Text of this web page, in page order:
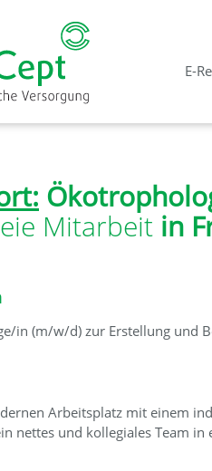
E-
Mitarbeit in
in (m/w/d) zur Erstellung und
Arbeitsplatz mit einem
nettes und kollegiales Team